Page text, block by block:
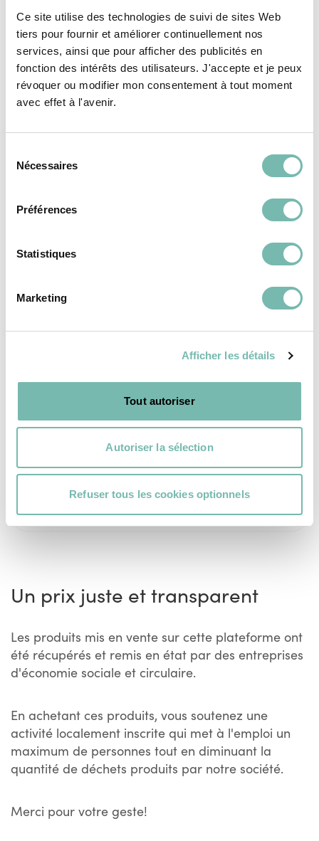
Ce site utilise des technologies de suivi de sites Web
tiers pour fournir et améliorer continuellement nos
services, ainsi que pour afficher des publicités en
fonction des intérêts des utilisateurs. J'accepte et je peux
révoquer ou modifier mon consentement à tout moment
avec effet à l'avenir.
Nécessaires
Préférences
Statistiques
Marketing
Afficher les détails
Tout autoriser
Autoriser la sélection
Refuser tous les cookies optionnels
60,00 €
RESSOURCERIE LE CARRÉ
TOURNAI
brillant
parquet
Voir plus
Un prix juste et transparent
Les produits mis en vente sur cette plateforme ont
été récupérés et remis en état par des entreprises
d'économie sociale et circulaire.
En achetant ces produits, vous soutenez une
activité localement inscrite qui met à l'emploi un
maximum de personnes tout en diminuant la
quantité de déchets produits par notre société.
Merci pour votre geste!